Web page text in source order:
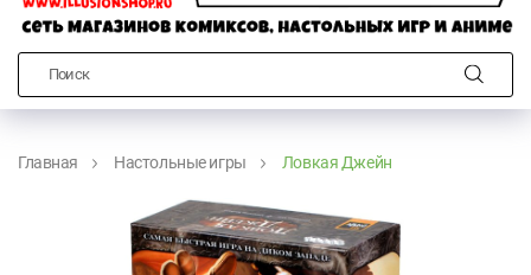
Главная Настольные игры Ловкая Джейн